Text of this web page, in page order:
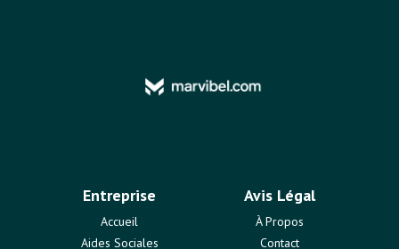
Entreprise
Accueil
Aides Sociales
Avis Légal
À Propos
Contact